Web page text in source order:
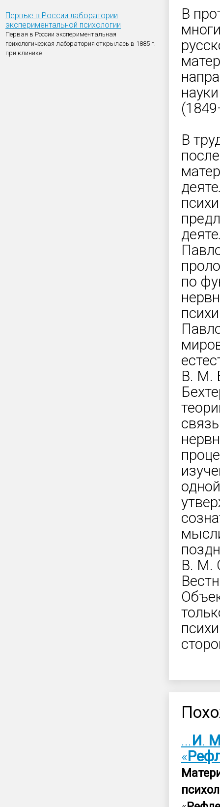
Первые в России лаборатории
экспериментальной психологии
Первая в России экспериментальная
психологическая лаборатория открылась в 1885 г.
при клинике
В
В
по
В. М.
В. М.
... И .
«